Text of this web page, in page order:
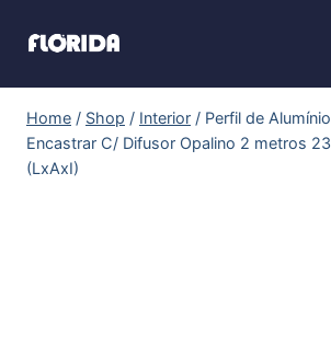
Home / Shop / Interior / Perfil de
Encastrar C/ Difusor Opalino 2 metros
(LxAxI)